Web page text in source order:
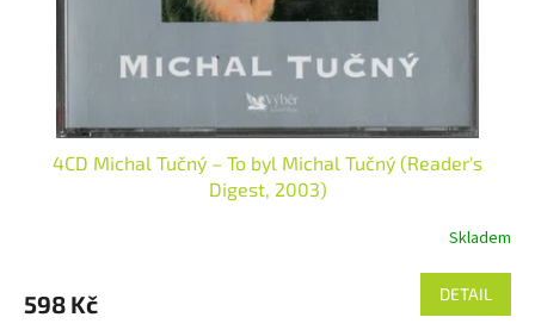
4CD Michal Tučný – To byl Michal Tučný (Reader's
Digest, 2003)
Skladem
598 Kč DETAIL